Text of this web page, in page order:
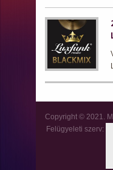
Copyright © 2021.
Felügyeleti szerv: